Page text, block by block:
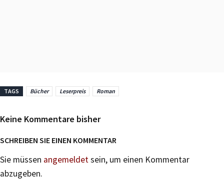
TAGS Bücher Leserpreis Roman
Keine Kommentare bisher
SCHREIBEN SIE EINEN KOMMENTAR
Sie müssen angemeldetsein, um einen Kommentar
abzugeben.